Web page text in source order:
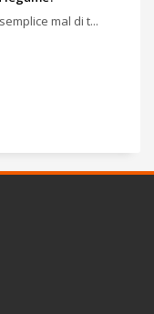
mal di t...